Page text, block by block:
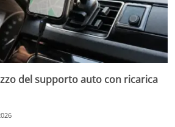
del supporto auto con ricarica